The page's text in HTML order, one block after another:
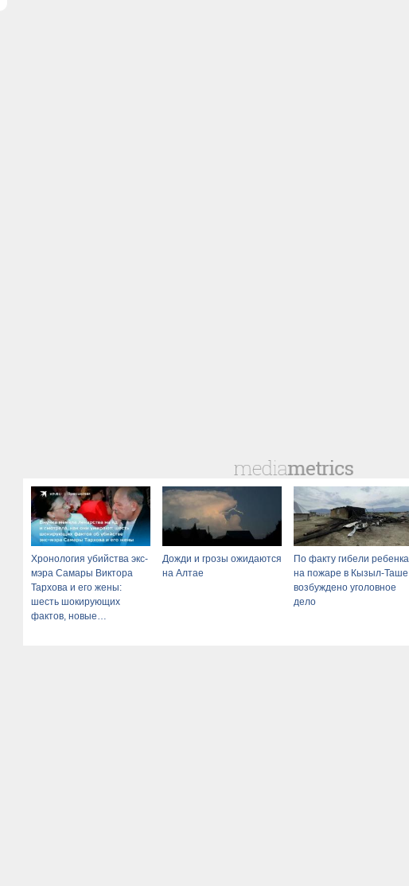
Хронология убийства экс-
мэра Самары Виктора
Тархова и его жены:
шесть шокирующих
фактов, новые
Дожди и грозы ожидаются
на Алтае
По факту гибели ребенка
на пожаре в Кызыл-Таше
возбуждено уголовное
дело